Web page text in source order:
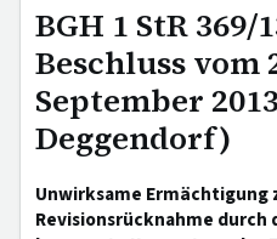
BGH 1 StR 369/
Beschluss vom
September
Deggendorf)
Unwirksame Ermächtigung
Revisionsrücknahme durch